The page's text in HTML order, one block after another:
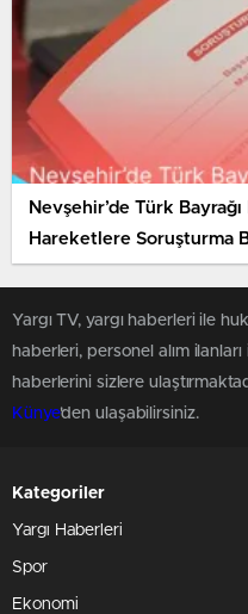
Nevşehir’de Türk
Hareketlere Soruşturma
Yargı TV, yargı haberleri ile
haberleri, personel alım
haberlerini sizlere
Künye'den ulaşabilirsiniz.
Kategoriler
Yargı Haberleri
Spor
Ekonomi